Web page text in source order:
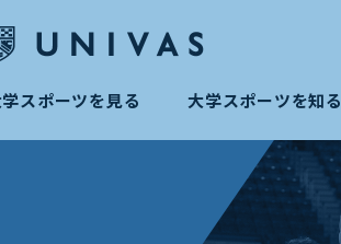
スポーツを見る 大学スポーツを知る